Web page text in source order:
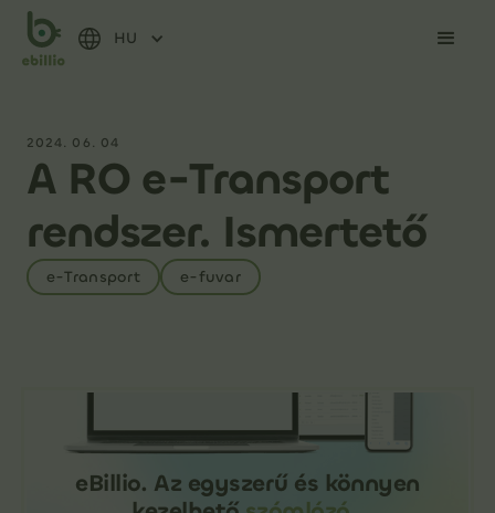
HU
2024. 06. 04
A RO e-Transport
rendszer. Ismertető
e-Transport e-fuvar
eBillio. Az egyszerű és könnyen